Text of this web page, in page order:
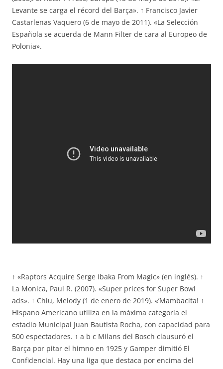
Levante se carga el récord del Barça». ↑ Francisco Javier
Castarlenas Vaquero (6 de mayo de 2011). «La Selección
Española se acuerda de Mann Filter de cara al Europeo de
Polonia».
↑ «Raptors Acquire Serge Ibaka From Magic» (en inglés). ↑
La Monica, Paul R. (2007). «Super prices for Super Bowl
ads». ↑ Chiu, Melody (1 de enero de 2019). «’Mambacita! ↑
Hispano Americano utiliza en la máxima categoría el
estadio Municipal Juan Bautista Rocha, con capacidad para
500 espectadores. ↑ a b c Milans del Bosch clausuró el
Barça por pitar el himno en 1925 y Gamper dimitió El
Confidencial. Hay una liga que destaca por encima del